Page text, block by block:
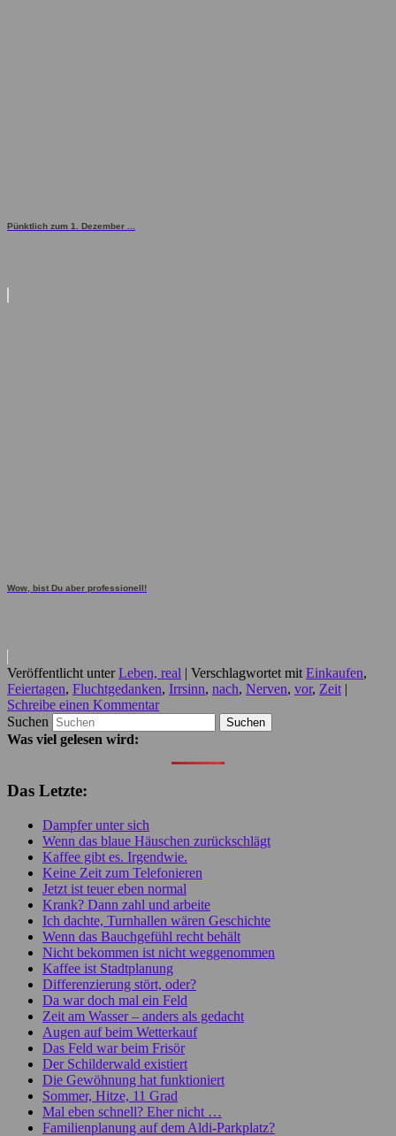
Pünktlich zum 1. Dezember ...
Wow, bist Du aber professionell!
Veröffentlicht unter Leben, real | Verschlagwortet mit Einkaufen,
Feiertagen, Fluchtgedanken, Irrsinn, nach, Nerven, vor, Zeit |
Schreibe einen Kommentar
Suchen
Was viel gelesen wird:
Das Letzte:
Dampfer unter sich
Wenn das blaue Häuschen zurückschlägt
Kaffee gibt es. Irgendwie.
Keine Zeit zum Telefonieren
Jetzt ist teuer eben normal
Krank? Dann zahl und arbeite
Ich dachte, Turnhallen wären Geschichte
Wenn das Bauchgefühl recht behält
Nicht bekommen ist nicht weggenommen
Kaffee ist Stadtplanung
Differenzierung stört, oder?
Da war doch mal ein Feld
Zeit am Wasser – anders als gedacht
Augen auf beim Wetterkauf
Das Feld war beim Frisör
Der Schilderwald existiert
Die Gewöhnung hat funktioniert
Sommer, Hitze, 11 Grad
Mal eben schnell? Eher nicht …
Familienplanung auf dem Aldi-Parkplatz?